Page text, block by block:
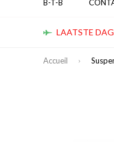
B-T-B
LAATSTE
Accueil